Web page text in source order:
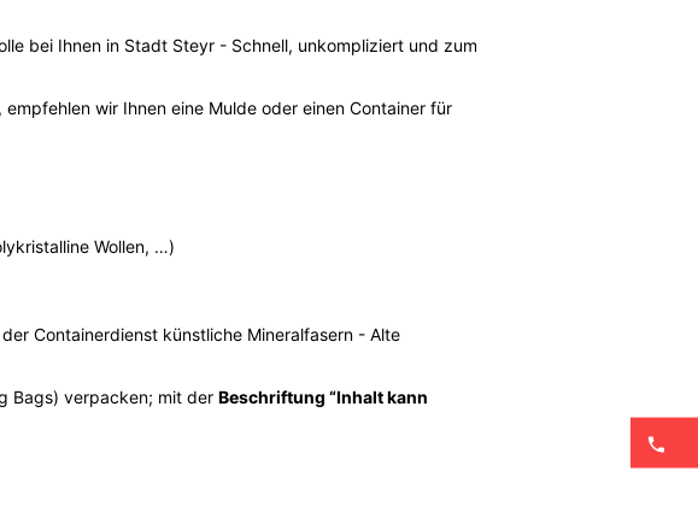
bei Ihnen in Stadt Steyr - Schnell, unkompliziert und zum
wir Ihnen eine Mulde oder einen Container für
Wollen, …)
Containerdienst künstliche Mineralfasern - Alte
Bags) verpacken; mit der Beschriftung “Inhalt kann